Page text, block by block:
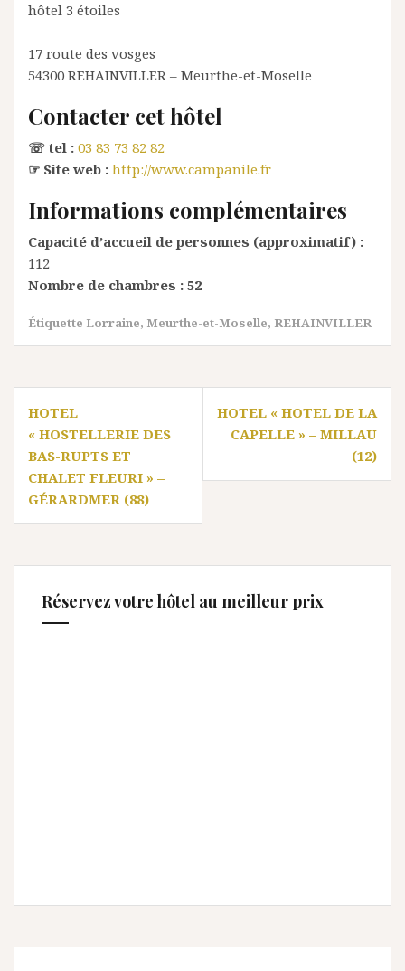
hôtel 3 étoiles
17 route des vosges
54300 REHAINVILLER – Meurthe-et-Moselle
Contacter cet hôtel
☏ tel : 03 83 73 82 82
☞ Site web : http://www.campanile.fr
Informations complémentaires
Capacité d’accueil de personnes (approximatif) :
112
Nombre de chambres : 52
Étiquette Lorraine, Meurthe-et-Moselle, REHAINVILLER
Navigation
de
l’article
HOTEL
« HOSTELLERIE DES
BAS-RUPTS ET
CHALET FLEURI » –
GÉRARDMER (88)
HOTEL « HOTEL DE LA
CAPELLE » – MILLAU
(12)
Réservez votre hôtel au meilleur prix